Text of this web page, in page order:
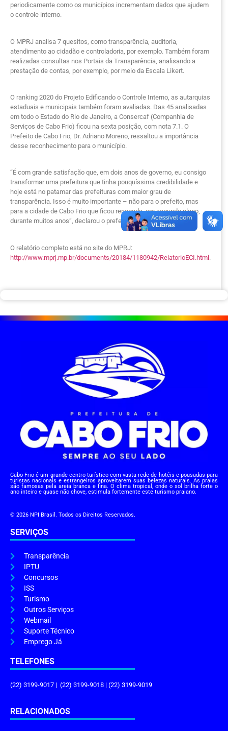
periodicamente como os municípios incrementam dados que ajudem
o controle interno.
O MPRJ analisa 7 quesitos, como transparência, auditoria,
atendimento ao cidadão e controladoria, por exemplo. Também foram
realizadas consultas nos Portais da Transparência, analisando a
prestação de contas, por exemplo, por meio da Escala Likert.
O ranking 2020 do Projeto Edificando o Controle Interno, as autarquias
estaduais e municipais também foram avaliadas. Das 45 analisadas
em todo o Estado do Rio de Janeiro, a Consercaf (Companhia de
Serviços de Cabo Frio) ficou na sexta posição, com nota 7.1. O
Prefeito de Cabo Frio, Dr. Adriano Moreno, ressaltou a importância
desse reconhecimento para o município.
“É com grande satisfação que, em dois anos de governo, eu consigo
transformar uma prefeitura que tinha pouquíssima credibilidade e
hoje está no patamar das prefeituras com maior grau de
transparência. Isso é muito importante – não para o prefeito, mas
para a cidade de Cabo Frio que ficou renegada, em segundo plano,
durante muitos anos”, declarou o prefeito.
O relatório completo está no site do MPRJ:
http://www.mprj.mp.br/documents/20184/1180942/RelatorioECI.html .
Cabo Frio é um grande centro turístico com vasta rede de hotéis e pousadas para
turistas nacionais e estrangeiros aproveitarem suas belezas naturais. As praias
são famosas pela areia branca e fina. O clima tropical, onde o sol brilha forte o
ano inteiro e quase não chove, estimula fortemente este turismo praiano.
© 2026 NPI Brasil. Todos os Direitos Reservados.
SERVIÇOS
Transparência
IPTU
Concursos
ISS
Turismo
Outros Serviços
Webmail
Suporte Técnico
Emprego Já
TELEFONES
(22) 3199-9017 | (22) 3199-9018 | (22) 3199-9019
RELACIONADOS